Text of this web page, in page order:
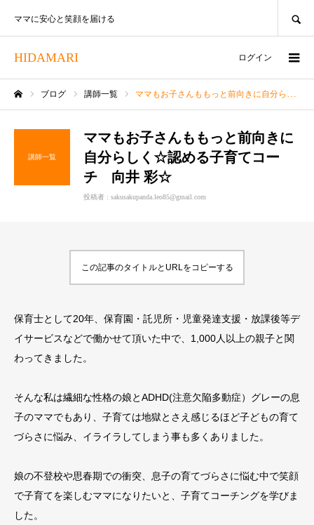
HIDAMARI
ママに安心と笑顔を届ける
ログイン
ブログ 講師一覧 ママもお子さんももっと前向きに自分らしく☆認める子育てコーチ 向井 彩☆
講師一覧
ママもお子さんももっと前向きに
自分らしく☆認める子育てコー
チ 向井 彩☆
投稿者 : sakusakupanda.leo85@gmail.com
この記事のタイトルとURLをコピーする
保育士として20年、保育園・託児所・児童発達支援・放課後等デ
イサービスなどで働かせて頂いた中で、1,000人以上の親子と関
わってきました。
そんな私は繊細な性格の娘とADHD(注意欠陥多動症）グレーの息
子のママでもあり、子育ては地獄とさえ感じるほど子どもの育て
づらさに悩み、イライラしてしまう事も多くありました。
娘の不登校や思春期での衝突、息子の育てづらさに悩む中で笑顔
で子育てを楽しむママになりたいと、子育てコーチングを学びま
した。